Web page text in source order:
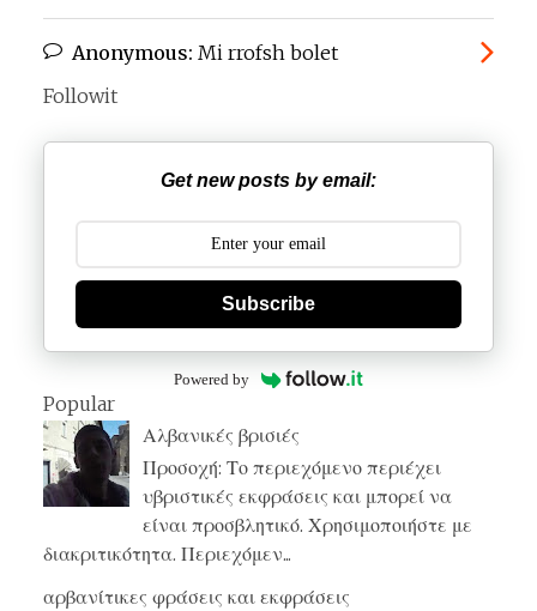
Anonymous: Mi rrofsh bolet
Followit
Get new posts by email:
Subscribe
Powered by
Popular
Αλβανικές βρισιές
Προσοχή: Το περιεχόμενο περιέχει
υβριστικές εκφράσεις και μπορεί να
είναι προσβλητικό. Χρησιμοποιήστε με
διακριτικότητα. Περιεχόμεν...
αρβανίτικες φράσεις και εκφράσεις